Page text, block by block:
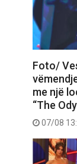
Foto/
me një
“The
07/08